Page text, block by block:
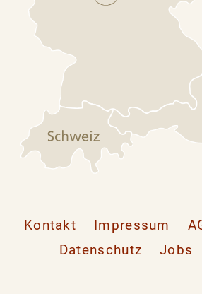
Kontakt Impressum
Datenschutz
Jobs